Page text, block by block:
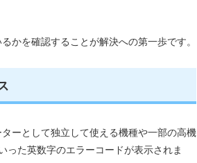
かを確認することが解決への第一歩です。
ーとして独立して使える機種や一部の高機
った英数字のエラーコードが表示されま